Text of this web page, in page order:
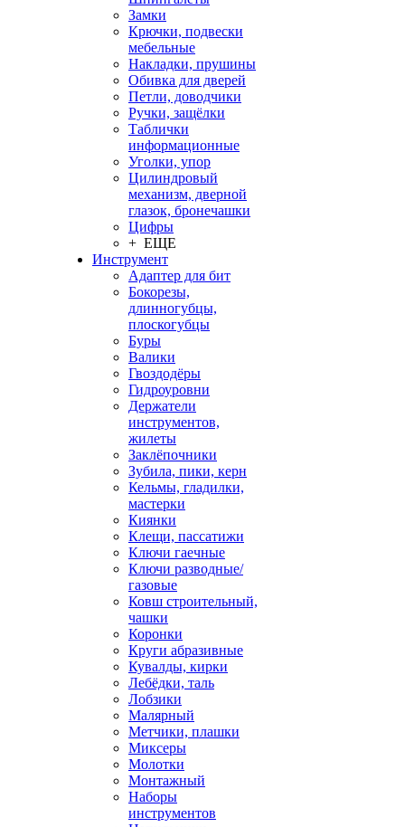
Замки
Крючки, подвески
мебельные
Накладки, прушины
Обивка для дверей
Петли, доводчики
Ручки, защёлки
Таблички
информационные
Уголки, упор
Цилиндровый
механизм, дверной
глазок, бронечашки
Цифры
+ ЕЩЕ
Инструмент
Адаптер для бит
Бокорезы,
длинногубцы,
плоскогубцы
Буры
Валики
Гвоздодёры
Гидроуровни
Держатели
инструментов,
жилеты
Заклёпочники
Зубила, пики, керн
Кельмы, гладилки,
мастерки
Киянки
Клещи, пассатижи
Ключи гаечные
Ключи разводные/
газовые
Ковш строительный,
чашки
Коронки
Круги абразивные
Кувалды, кирки
Лебёдки, таль
Лобзики
Малярный
Метчики, плашки
Миксеры
Молотки
Монтажный
Наборы
инструментов